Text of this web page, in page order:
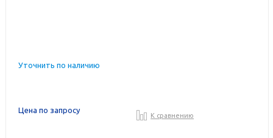
Уточнить по наличию
Цена по запросу
К сравнению